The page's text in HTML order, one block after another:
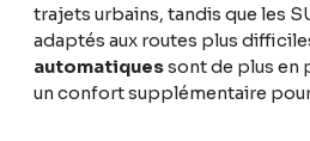
trajets urbains, tandis que les
adaptés aux routes plus
automatiquessont de plus en
un confort supplémentaire